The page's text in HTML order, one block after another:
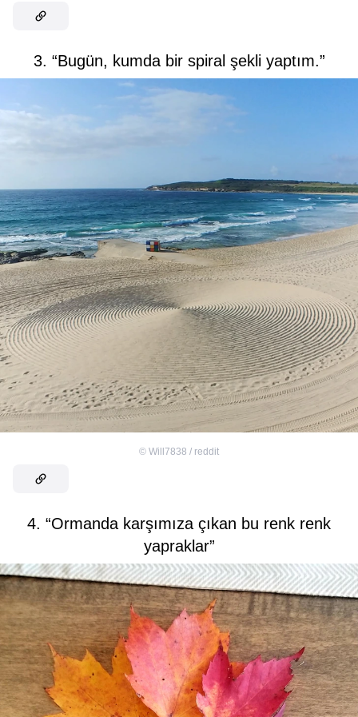
3. “Bugün, kumda bir spiral şekli yaptım.”
© Will7838 / reddit
4. “Ormanda karşımıza çıkan bu renk renk
yapraklar”